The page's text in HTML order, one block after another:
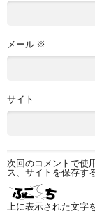
メール ※
サイト
次回のコメントで使
ス、サイトを保存する
上に表示された文字